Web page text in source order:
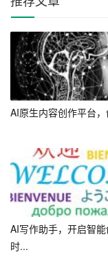
行解答。
5. 学习成长：满
台上写作的过程中
断优化自身功能
三、如何运用满满
1. 充分利用写作
前，先输入关键词
路，帮助你找到创
2. 调用写作辅助
台会为你提供实时
难题。
AI原生内容创作平台
AI写作助手，开启智
时...